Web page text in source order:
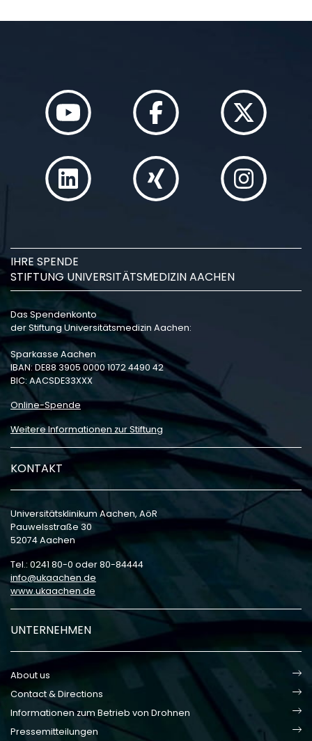
IHRE SPENDE
STIFTUNG UNIVERSITÄTSMEDIZIN AACHEN
Das Spendenkonto
der Stiftung Universitätsmedizin Aachen:
Sparkasse Aachen
IBAN: DE88 3905 0000 1072 4490 42
BIC: AACSDE33XXX
Online-Spende
Weitere Informationen zur Stiftung
KONTAKT
Universitätsklinikum Aachen, AöR
Pauwelsstraße 30
52074 Aachen
Tel.: 0241 80-0 oder 80-84444
info
ukaachen de
www.ukaachen.de
UNTERNEHMEN
About us
Contact & Directions
Informationen zum Betrieb von Drohnen
Pressemitteilungen